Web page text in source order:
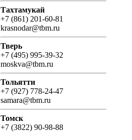
Тахтамукай
+7 (861) 201-60-81
krasnodar@tbm.ru
Тверь
+7 (495) 995-39-32
moskva@tbm.ru
Тольятти
+7 (927) 778-24-47
samara@tbm.ru
Томск
+7 (3822) 90-98-88